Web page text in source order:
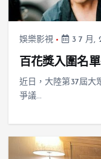
娛樂影視 3 7 月,
百花獎入圍名
近日，大陸第37屆大
爭議…